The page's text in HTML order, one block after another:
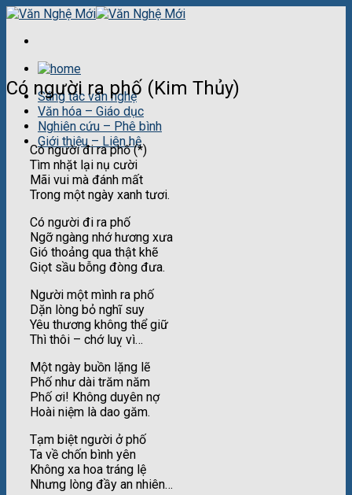
Skip
content
Sáng tác văn nghệ
Văn hóa – Giáo dục
Nghiên cứu – Phê bình
Giới thiệu – Liên hệ
Có người ra phố (Kim Thủy)
Có người đi ra phố (*)
Tìm nhặt lại nụ cười
Mãi vui mà đánh mất
Trong một ngày xanh tươi.
Có người đi ra phố
Ngỡ ngàng nhớ hương xưa
Gió thoảng qua thật khẽ
Giọt sầu bỗng đòng đưa.
Người một mình ra phố
Dặn lòng bỏ nghĩ suy
Yêu thương không thể giữ
Thì thôi – chớ luỵ vì…
Một ngày buồn lặng lẽ
Phố như dài trăm năm
Phố ơi! Không duyên nợ
Hoài niệm là dao găm.
Tạm biệt người ở phố
Ta về chốn bình yên
Không xa hoa tráng lệ
Nhưng lòng đầy an nhiên…